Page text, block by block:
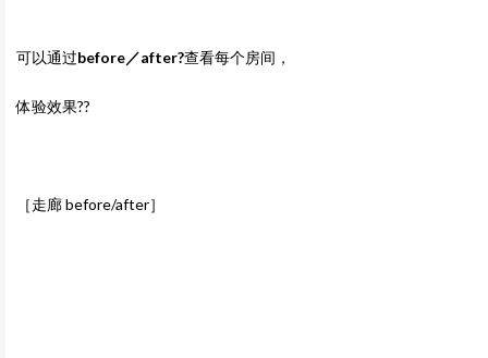
可以通过before／after?查看每个房间，
体验效果??
［走廊 before/after］